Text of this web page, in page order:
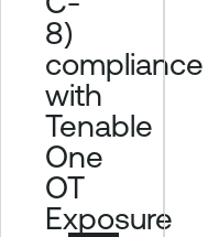
8)
compliance
with
Tenable
One
OT
Exposure